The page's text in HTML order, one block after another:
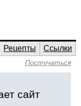
Рецепты
Ссылки
Постучаться
сайт